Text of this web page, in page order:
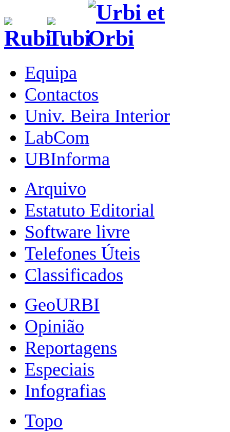
Equipa
Contactos
Univ. Beira Interior
LabCom
UBInforma
Arquivo
Estatuto Editorial
Software livre
Telefones Úteis
Classificados
GeoURBI
Opinião
Reportagens
Especiais
Infografias
Topo